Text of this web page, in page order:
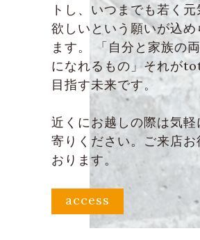
トし、いつまでも若く元
欲しいという願いが込め
ます。 「自分と家族の
になれるもの」それが
目指す未来です。
近くにお越しの際は気軽
寄りください。ご来店お
おります。
access